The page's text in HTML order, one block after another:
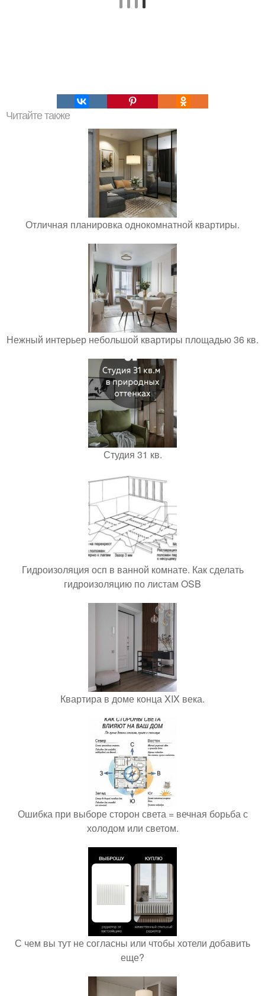
Читайте также
Отличная планировка однокомнатной квартиры.
Нежный интерьер небольшой квартиры площадью 36 кв.
Студия 31 кв.
Гидроизоляция осп в ванной комнате. Как сделать
гидроизоляцию по листам OSB
Квартира в доме конца XIX века.
Ошибка при выборе сторон света = вечная борьба с
холодом или светом.
С чем вы тут не согласны или чтобы хотели добавить
еще?